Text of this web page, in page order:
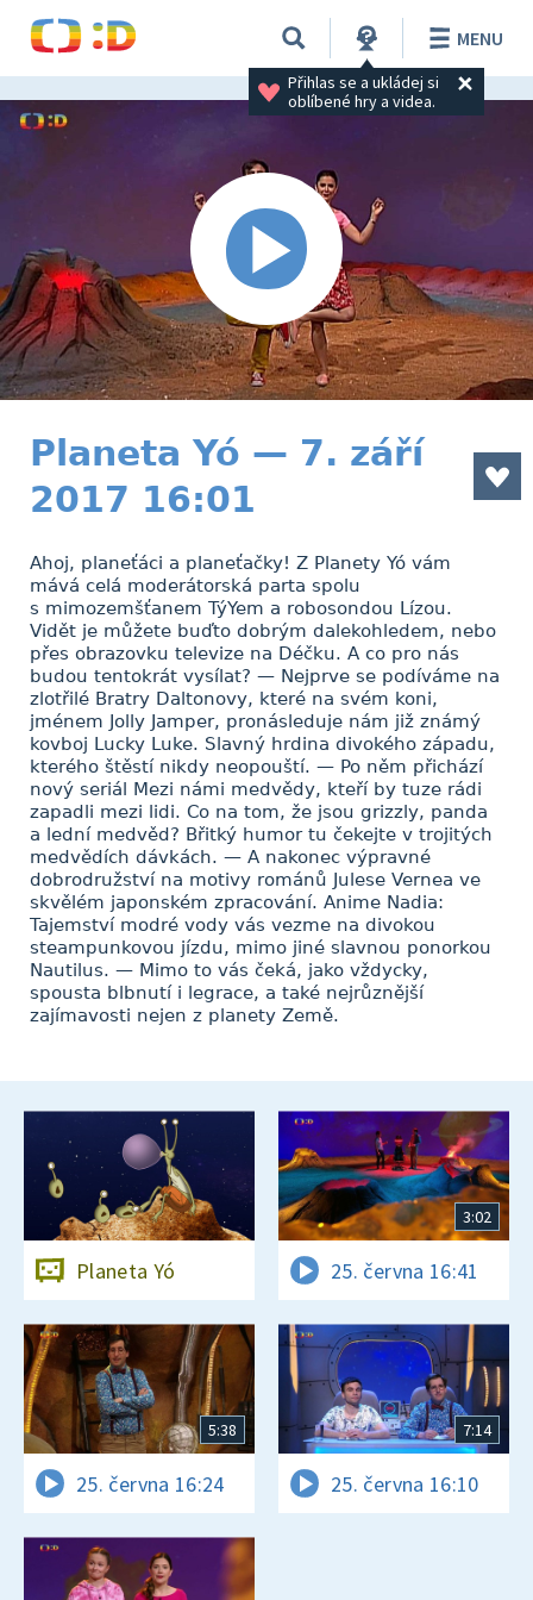
Přihlas se a ukládej si
oblíbené hry a videa.
MENU
Planeta Yó — 7. září
2017 16:01
Ahoj, planeťáci a planeťačky! Z Planety Yó vám
mává celá moderátorská parta spolu
s mimozemšťanem TýYem a robosondou Lízou.
Vidět je můžete buďto dobrým dalekohledem, nebo
přes obrazovku televize na Déčku. A co pro nás
budou tentokrát vysílat? — Nejprve se podíváme na
zlotřilé Bratry Daltonovy, které na svém koni,
jménem Jolly Jamper, pronásleduje nám již známý
kovboj Lucky Luke. Slavný hrdina divokého západu,
kterého štěstí nikdy neopouští. — Po něm přichází
nový seriál Mezi námi medvědy, kteří by tuze rádi
zapadli mezi lidi. Co na tom, že jsou grizzly, panda
a lední medvěd? Břitký humor tu čekejte v trojitých
medvědích dávkách. — A nakonec výpravné
dobrodružství na motivy románů Julese Vernea ve
skvělém japonském zpracování. Anime Nadia:
Tajemství modré vody vás vezme na divokou
steampunkovou jízdu, mimo jiné slavnou ponorkou
Nautilus. — Mimo to vás čeká, jako vždycky,
spousta blbnutí i legrace, a také nejrůznější
zajímavosti nejen z planety Země.
Planeta Yó
3:02
25. června 16:41
5:38
25. června 16:24
7:14
25. června 16:10